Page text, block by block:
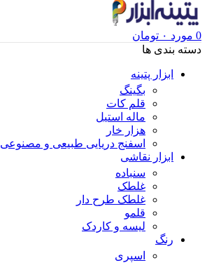
0 مورد ۰ تومان
دسته بندی ها
ابزار پتینه
بگینگ
قلم کات
ماله استیل
هزار خار
اسفنج دریایی طبیعی و مصنوعی
ابزار نقاشی
سنباده
غلطک
غلطک طرح دار
قلمو
لیسه و کاردک
رنگ
اسپری